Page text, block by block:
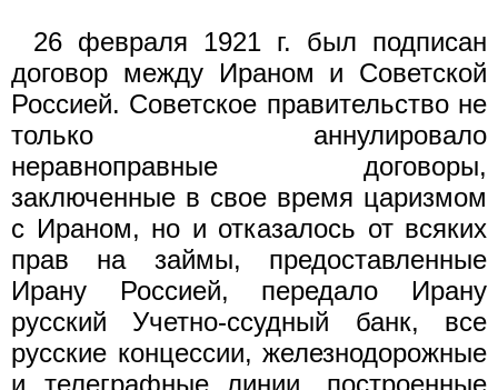
26 февраля 1921 г. был подписан
договор между Ираном и Советской
Россией. Советское правительство не
только аннулировало
неравноправные договоры,
заключенные в свое время царизмом
с Ираном, но и отказалось от всяких
прав на займы, предоставленные
Ирану Россией, передало Ирану
русский Учетно-ссудный банк, все
русские концессии, железнодорожные
и телеграфные линии, построенные